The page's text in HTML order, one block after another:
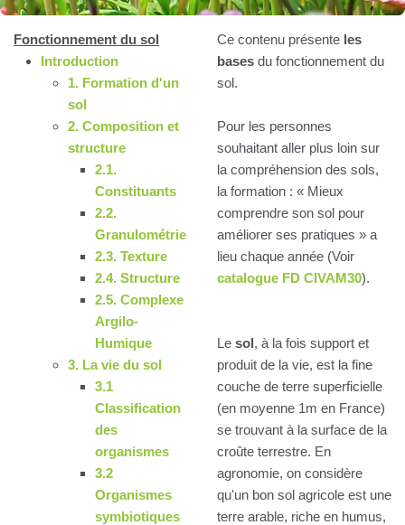
Fonctionnement du sol
Introduction
1. Formation d'un
sol
2. Composition et
structure
2.1.
Constituants
2.2.
Granulométrie
2.3. Texture
2.4. Structure
2.5. Complexe
Argilo-
Humique
3. La vie du sol
3.1
Classification
des
organismes
3.2
Organismes
symbiotiques
Ce contenu présente les
bases du fonctionnement du
sol.
Pour les personnes
souhaitant aller plus loin sur
la compréhension des sols,
la formation : « Mieux
comprendre son sol pour
améliorer ses pratiques » a
lieu chaque année (Voir
catalogue FD CIVAM30).
Le sol, à la fois support et
produit de la vie, est la fine
couche de terre superficielle
(en moyenne 1m en France)
se trouvant à la surface de la
croûte terrestre. En
agronomie, on considère
qu'un bon sol agricole est une
terre arable, riche en humus,